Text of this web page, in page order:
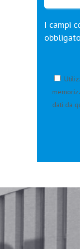
I campi
dati da